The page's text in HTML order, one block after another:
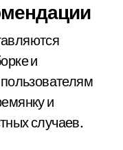
и
и
случаев.